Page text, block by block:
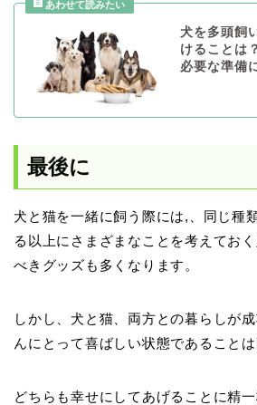
犬を多頭飼
けることは
必要な準備
最後に
犬と猫を一緒に飼う際には,、同じ種
る以上にさまざまなことを考えてお
べきグッズも多くなります。
しかし、犬と猫、両方との暮らしが
んにとって喜ばしい状態であることは
どちらも幸せにしてあげることに精